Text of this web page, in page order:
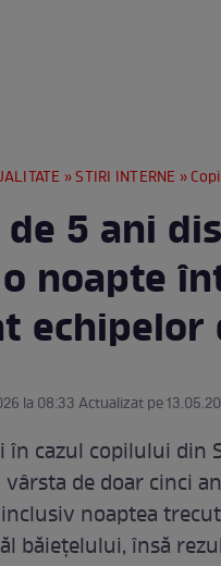
»STIRI INTERNE » Copilul
5 ani
noapte
la 08:33 Actualizat pe
cazul copilului din
de doar cinci
noaptea
băiețelului, însă